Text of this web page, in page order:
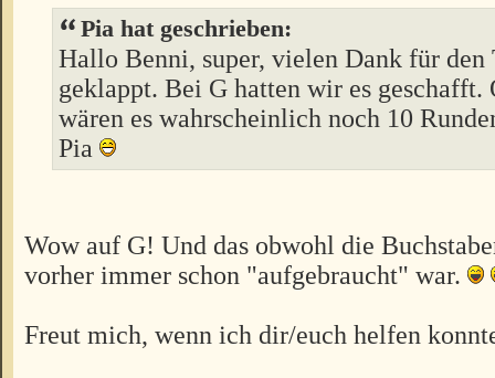
Pia hat geschrieben:
Hallo Benni, super, vielen Dank für den
geklappt. Bei G hatten wir es
wären es wahrscheinlich noch 10
Pia
Wow auf G! Und das obwohl die
vorher immer schon "aufgebraucht" war.
Freut mich, wenn ich dir/euch helfen